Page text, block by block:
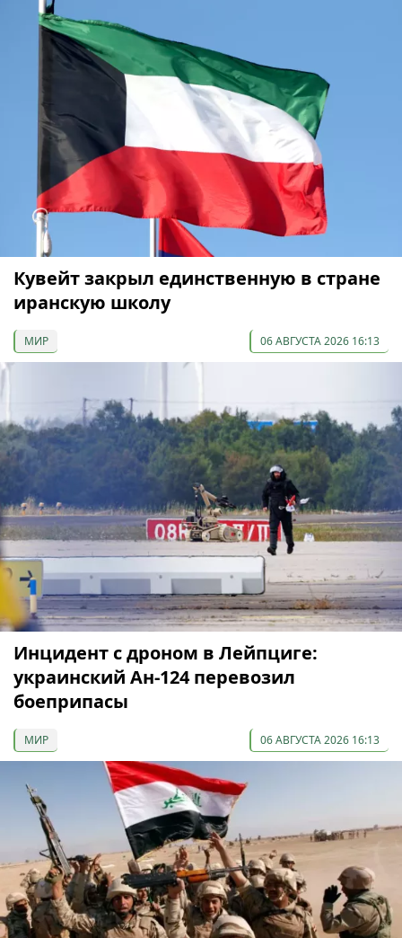
Кувейт закрыл единственную в стране
иранскую школу
МИР 06 АВГУСТА 2026 16:13
Инцидент с дроном в Лейпциге:
украинский Ан-124 перевозил
боеприпасы
МИР 06 АВГУСТА 2026 16:13